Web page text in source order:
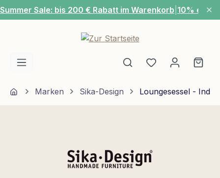
Zum Hauptinhalt springen
Summer Sale: bis 200 € Rabatt im Warenkorb 10% extra
Du hast 0
HomeMarken Sika-Design Loungesessel -